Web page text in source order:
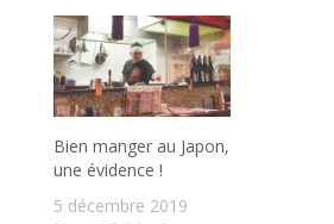
Bien manger au Japon,
une évidence !
5 décembre 2019